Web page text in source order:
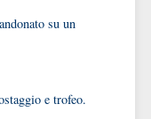
su un
e trofeo.